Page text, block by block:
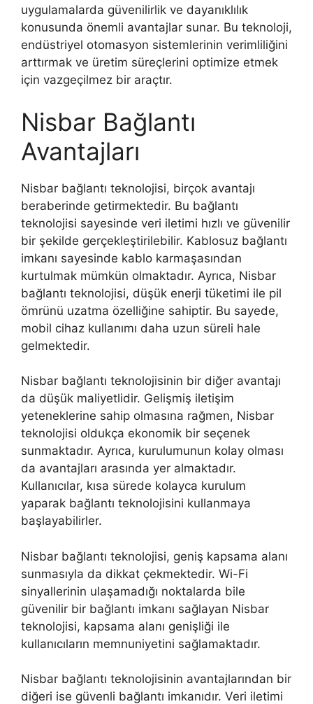
uygulamalarda güvenilirlik ve dayanıklılık
konusunda önemli avantajlar sunar. Bu teknoloji,
endüstriyel otomasyon sistemlerinin verimliliğini
arttırmak ve üretim süreçlerini optimize etmek
için vazgeçilmez bir araçtır.
Nisbar Bağlantı
Avantajları
Nisbar bağlantı teknolojisi, birçok avantajı
beraberinde getirmektedir. Bu bağlantı
teknolojisi sayesinde veri iletimi hızlı ve güvenilir
bir şekilde gerçekleştirilebilir. Kablosuz bağlantı
imkanı sayesinde kablo karmaşasından
kurtulmak mümkün olmaktadır. Ayrıca, Nisbar
bağlantı teknolojisi, düşük enerji tüketimi ile pil
ömrünü uzatma özelliğine sahiptir. Bu sayede,
mobil cihaz kullanımı daha uzun süreli hale
gelmektedir.
Nisbar bağlantı teknolojisinin bir diğer avantajı
da düşük maliyetlidir. Gelişmiş iletişim
yeteneklerine sahip olmasına rağmen, Nisbar
teknolojisi oldukça ekonomik bir seçenek
sunmaktadır. Ayrıca, kurulumunun kolay olması
da avantajları arasında yer almaktadır.
Kullanıcılar, kısa sürede kolayca kurulum
yaparak bağlantı teknolojisini kullanmaya
başlayabilirler.
Nisbar bağlantı teknolojisi, geniş kapsama alanı
sunmasıyla da dikkat çekmektedir. Wi-Fi
sinyallerinin ulaşamadığı noktalarda bile
güvenilir bir bağlantı imkanı sağlayan Nisbar
teknolojisi, kapsama alanı genişliği ile
kullanıcıların memnuniyetini sağlamaktadır.
Nisbar bağlantı teknolojisinin avantajlarından bir
diğeri ise güvenli bağlantı imkanıdır. Veri iletimi